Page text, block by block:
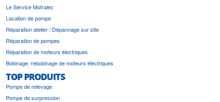
Le Service Motralec
Location de pompe
Réparation atelier / Dépannage sur site
Réparation de pompes
Réparation de moteurs électriques
Bobinage, rebobinage de moteurs électriques
TOP PRODUITS
Pompe de relevage
Pompe de surpression